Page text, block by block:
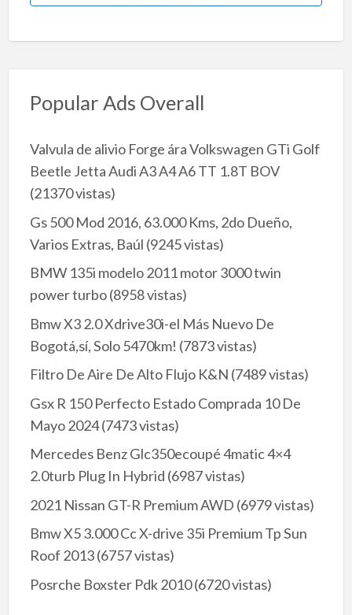
Popular Ads Overall
Valvula de alivio Forge ára Volkswagen GTi Golf
Beetle Jetta Audi A3 A4 A6 TT 1.8T BOV
(21370 vistas)
Gs 500 Mod 2016, 63.000 Kms, 2do Dueño,
Varios Extras, Baúl (9245 vistas)
BMW 135i modelo 2011 motor 3000 twin
power turbo(8958 vistas)
Bmw X3 2.0 Xdrive30i-el Más Nuevo De
Bogotá,sí, Solo 5470km! (7873 vistas)
Filtro De Aire De Alto Flujo K&N (7489 vistas)
Gsx R 150 Perfecto Estado Comprada 10 De
Mayo 2024(7473 vistas)
Mercedes Benz Glc350ecoupé 4matic 4×4
2.0turb Plug In Hybrid (6987 vistas)
2021 Nissan GT-R Premium AWD (6979 vistas)
Bmw X5 3.000 Cc X-drive 35i Premium Tp Sun
Roof 2013(6757 vistas)
Posrche Boxster Pdk 2010(6720 vistas)